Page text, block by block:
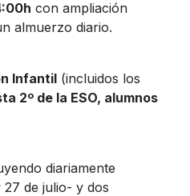
con ampliación
almuerzo diario.
Infantil(incluidos los
2º de la ESO, alumnos
diariamente
de julio- y dos